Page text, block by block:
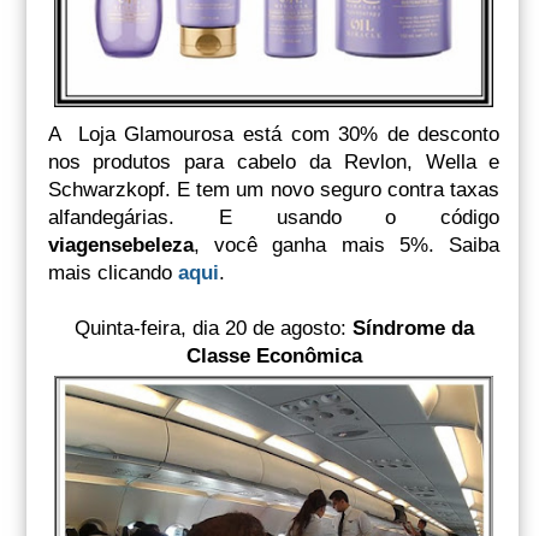
A Loja Glamourosa está com 30% de desconto
nos produtos para cabelo da Revlon, Wella e
Schwarzkopf. E tem um novo seguro contra taxas
alfandegárias. E usando o código
viagensebeleza, você ganha mais 5%. Saiba
mais clicando aqui.
Quinta-feira, dia 20 de agosto: Síndrome da
Classe Econômica